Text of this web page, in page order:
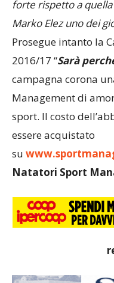
forte rispetto a
Marko Elez uno dei
Prosegue intanto la
2016/17 “Sarà
campagna corona
Management di
sport. Il costo
essere acquistato
su
Natatori Sport